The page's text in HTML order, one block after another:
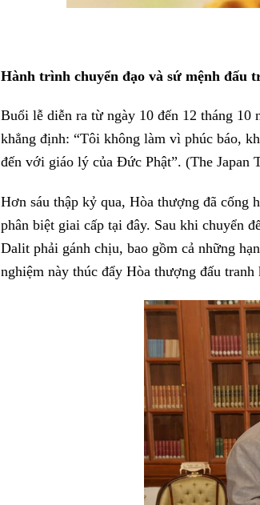
Hành trình chuyển đạo và sứ mệnh đấu
Buổi lễ diễn ra từ ngày 10 đến 12 tháng
khẳng định: “Tôi không làm vì phúc báo,
đến với giáo lý của Đức Phật”. (The Japan
Hơn sáu thập kỷ qua, Hòa thượng đã cống
phân biệt giai cấp tại đây. Sau khi chuyển
Dalit phải gánh chịu, bao gồm cả những
nghiệm này thúc đẩy Hòa thượng đấu